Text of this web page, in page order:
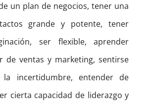
un plan de negocios, tener una
grande y potente, tener
ser flexible, aprender
de ventas y marketing, sentirse
incertidumbre, entender de
cierta capacidad de liderazgo y